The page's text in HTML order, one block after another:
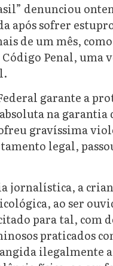
denunciou
após sofrer
de um mês,
Penal, uma
garante a
na
gravíssima
legal,
jornalística, a
ao ser
para tal, com
praticados
ilegalmente